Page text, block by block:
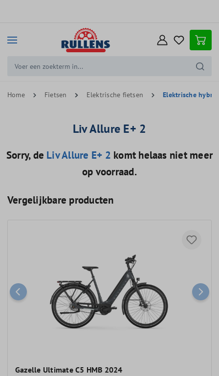
Home Fietsen Elektrische fietsen Elektrische
Liv Allure E+ 2
Sorry, de Liv Allure E+ 2 komt helaas niet meer
op voorraad.
Vergelijkbare producten
Gazelle Ultimate C5 HMB 2024